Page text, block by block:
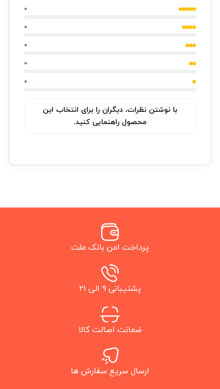
0
0
0
0
0
با نوشتن نظرات، دیگران را برای انتخاب این
محصول راهنمایی کنید.
پرداخت امن بانک ملت
پشتیبانی 9 الی 21
ضمانت اصالت کالا
ارسال سریع سفارش ها